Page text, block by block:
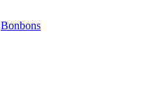
Bonbons